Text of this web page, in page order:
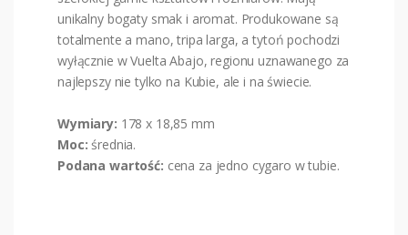
unikalny bogaty smak i aromat. Produkowane są
totalmente a mano, tripa larga, a tytoń pochodzi
wyłącznie w Vuelta Abajo, regionu uznawanego za
najlepszy nie tylko na Kubie, ale i na świecie.
Wymiary: 178 x 18,85 mm
Moc:średnia.
Podana wartość: cena za jedno cygaro w tubie.